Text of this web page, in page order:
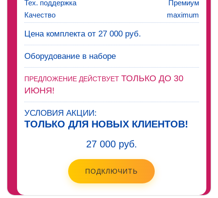
Тех. поддержка
Премиум
Качество
maximum
Цена комплекта от 27 000 руб.
Оборудование в наборе
ПРЕДЛОЖЕНИЕ ДЕЙСТВУЕТ ТОЛЬКО ДО 30
ИЮНЯ!
УСЛОВИЯ АКЦИИ:
ТОЛЬКО ДЛЯ НОВЫХ КЛИЕНТОВ!
27 000 руб.
ПОДКЛЮЧИТЬ